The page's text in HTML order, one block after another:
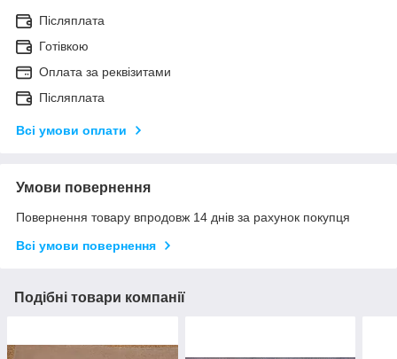
Післяплата
Готівкою
Оплата за реквізитами
Післяплата
Всі умови оплати
Умови повернення
Повернення товару впродовж 14 днів за рахунок покупця
Всі умови повернення
Подібні товари компанії